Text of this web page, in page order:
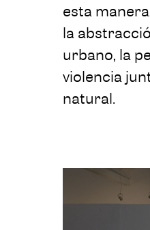
esta
la
urbano, la
violencia
natural.